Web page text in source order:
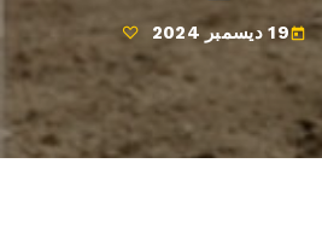
today19 ديسمبر 2024